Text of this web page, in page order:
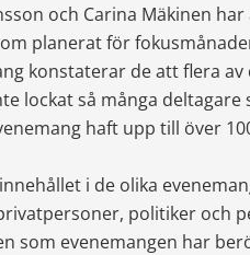
och Carina Mäkinen
planerat för
konstaterar de att flera av
lockat så många deltagare
haft upp till över
i de olika
politiker och
som evenemangen har